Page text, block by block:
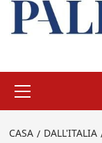
principale
CASA DALL'ITALIA